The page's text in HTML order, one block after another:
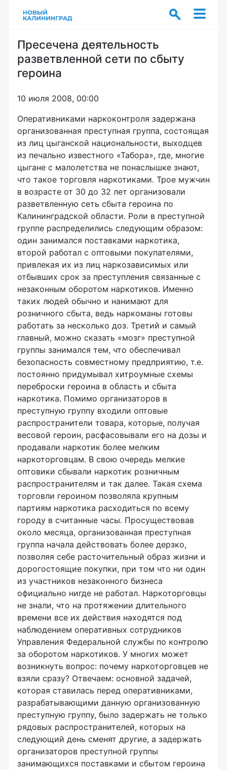
Пресечена деятельность
разветвленной сети по сбыту
героина
10 июля 2008, 00:00
Оперативниками наркоконтроля задержана
организованная преступная группа, состоящая
из лиц цыганской национальности, выходцев
из печально известного «Табора», где, многие
цыгане с малолетства не понаслышке знают,
что такое торговля наркотиками. Трое мужчин
в возрасте от 30 до 32 лет организовали
разветвленную сеть сбыта героина по
Калининградской области. Роли в преступной
группе распределились следующим образом:
один занимался поставками наркотика,
второй работал с оптовыми покупателями,
привлекая их из лиц наркозависимых или
отбывших срок за преступления связанные с
незаконным оборотом наркотиков. Именно
таких людей обычно и нанимают для
розничного сбыта, ведь наркоманы готовы
работать за несколько доз. Третий и самый
главный, можно сказать «мозг» преступной
группы занимался тем, что обеспечивал
безопасность совместному предприятию, т.е.
постоянно придумывал хитроумные схемы
переброски героина в область и сбыта
наркотика. Помимо организаторов в
преступную группу входили оптовые
распространители товара, которые, получая
весовой героин, расфасовывали его на дозы и
продавали наркотик более мелким
наркоторговцам. В свою очередь мелкие
оптовики сбывали наркотик розничным
распространителям и так далее. Такая схема
торговли героином позволяла крупным
партиям наркотика расходиться по всему
городу в считанные часы. Просуществовав
около месяца, организованная преступная
группа начала действовать более дерзко,
позволяя себе расточительный образ жизни и
дорогостоящие покупки, при том что ни один
из участников незаконного бизнеса
официально нигде не работал. Наркоторговцы
не знали, что на протяжении длительного
времени все их действия находятся под
наблюдением оперативных сотрудников
Управления Федеральной службы по контролю
за оборотом наркотиков. У многих может
возникнуть вопрос: почему наркоторговцев не
взяли сразу? Отвечаем: основной задачей,
которая ставилась перед оперативниками,
разрабатывающими данную организованную
преступную группу, было задержать не только
рядовых распространителей, которых на
следующий день сменят другие, а задержать
организаторов преступной группы
занимающихся поставками и сбытом героина